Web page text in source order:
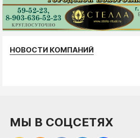
НОВОСТИ КОМПАНИЙ
МЫ В СОЦСЕТЯХ